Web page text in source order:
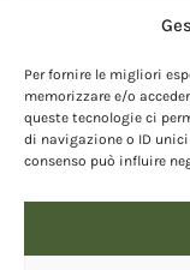
Per fornire le migliori
memorizzare e/o
queste tecnologie ci
di navigazione o ID
consenso può influire
Glossario DOP
Marchi DOP IGP
Normativa prodotti
Consorzi di Tutela
Farm To Fork e